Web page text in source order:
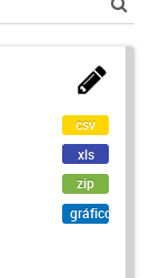
csv
xls
zip
gráfico